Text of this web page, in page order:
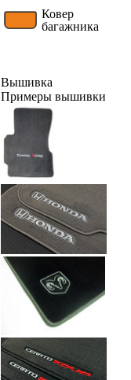
Ковер
багажника
Вышивка
Примеры вышивки